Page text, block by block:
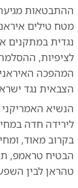
ההתבטאות
מטח טילים
נגדית במתקנים
לציפיות,
המהפכה
הצבאית נגד
הנשיא האמריקני
לירידה חדה
בקרוב מאוד,
הבטיח טראמפ,
טהראן לבין